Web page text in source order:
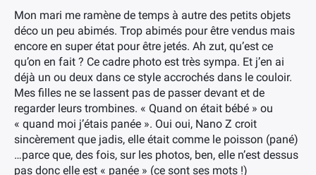
Mon mari me ramène de temps à autre des petits objets
déco un peu abimés. Trop abimés pour être vendus mais
encore en super état pour être jetés. Ah zut, qu’est ce
qu’on en fait ? Ce cadre photo est très sympa. Et j’en ai
déjà un ou deux dans ce style accrochés dans le couloir.
Mes filles ne se lassent pas de passer devant et de
regarder leurs trombines. « Quand on était bébé » ou
« quand moi j’étais panée ». Oui oui, Nano Z croit
sincèrement que jadis, elle était comme le poisson (pané)
…parce que, des fois, sur les photos, ben, elle n’est dessus
pas donc elle est « panée » (ce sont ses mots !)